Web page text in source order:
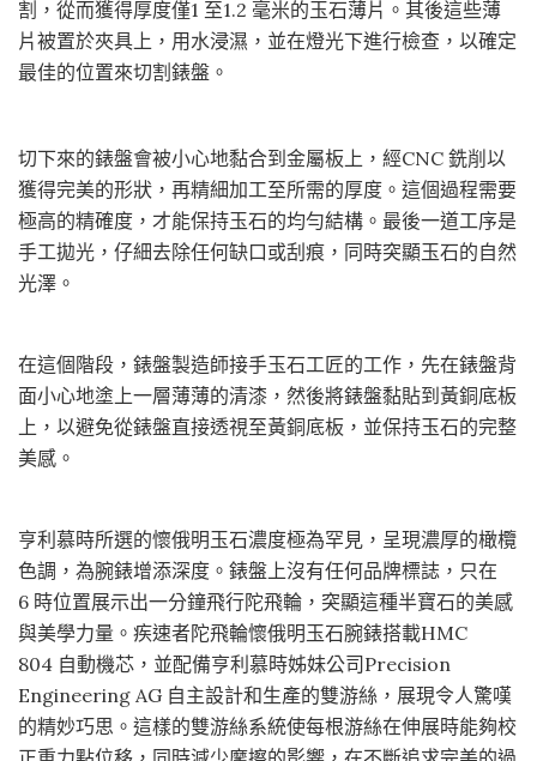
割，從而獲得厚度僅1 至1.2 毫米的玉石薄片。其後這些薄
片被置於夾具上，用水浸濕，並在燈光下進行檢查，以確定
最佳的位置來切割錶盤。
切下來的錶盤會被小心地黏合到金屬板上，經CNC 銑削以
獲得完美的形狀，再精細加工至所需的厚度。這個過程需要
極高的精確度，才能保持玉石的均勻結構。最後一道工序是
手工拋光，仔細去除任何缺口或刮痕，同時突顯玉石的自然
光澤。
在這個階段，錶盤製造師接手玉石工匠的工作，先在錶盤背
面小心地塗上一層薄薄的清漆，然後將錶盤黏貼到黃銅底板
上，以避免從錶盤直接透視至黃銅底板，並保持玉石的完整
美感。
亨利慕時所選的懷俄明玉石濃度極為罕見，呈現濃厚的橄欖
色調，為腕錶增添深度。錶盤上沒有任何品牌標誌，只在
6 時位置展示出一分鐘飛行陀飛輪，突顯這種半寶石的美感
與美學力量。疾速者陀飛輪懷俄明玉石腕錶搭載HMC
804 自動機芯，並配備亨利慕時姊妹公司Precision
Engineering AG 自主設計和生產的雙游絲，展現令人驚嘆
的精妙巧思。這樣的雙游絲系統使每根游絲在伸展時能夠校